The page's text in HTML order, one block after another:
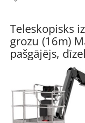
Teleskopisks
grozu (16m)
pašgājējs,